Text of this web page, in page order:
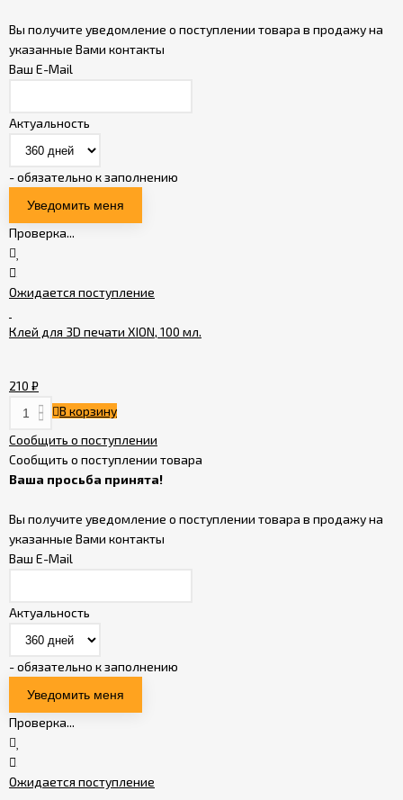
Вы получите уведомление о поступлении товара в продажу на
указанные Вами контакты
Ваш E-Mail
Актуальность
- обязательно к заполнению
Проверка...
Ожидается поступление
Клей для 3D печати XION, 100 мл.
210 ₽
В корзину
Сообщить о поступлении
Сообщить о поступлении товара
Ваша просьба принята!
Вы получите уведомление о поступлении товара в продажу на
указанные Вами контакты
Ваш E-Mail
Актуальность
- обязательно к заполнению
Проверка...
Ожидается поступление